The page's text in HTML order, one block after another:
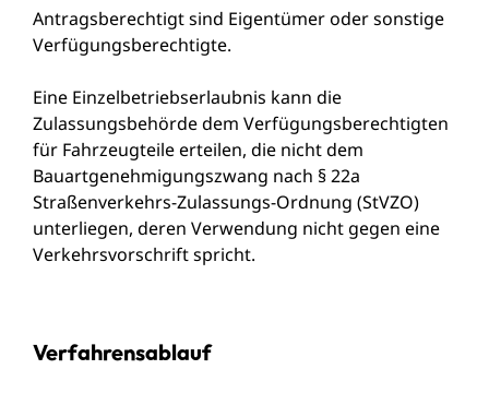
Antragsberechtigt sind Eigentümer oder sonstige
Verfügungsberechtigte.
Eine Einzelbetriebserlaubnis kann die
Zulassungsbehörde dem Verfügungsberechtigten
für Fahrzeugteile erteilen, die nicht dem
Bauartgenehmigungszwang nach § 22a
Straßenverkehrs-Zulassungs-Ordnung (StVZO)
unterliegen, deren Verwendung nicht gegen eine
Verkehrsvorschrift spricht.
Verfahrensablauf